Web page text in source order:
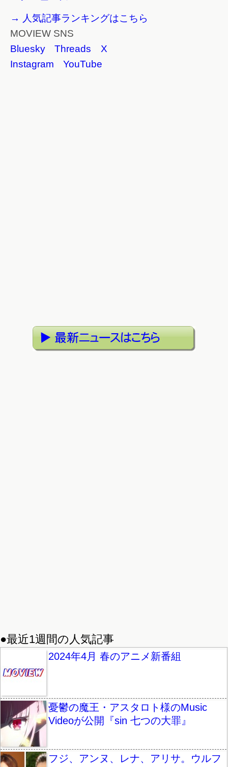
→ 人気記事ランキングはこちら
MOVIEW SNS
Bluesky
Threads
X
Instagram
YouTube
●最近1週間の人気記事
2024年4月 春のアニメ新番組
憂鬱の魔王・アスタロト様のMusic
Videoが公開『sin 七つの大罪』
フジ、アンヌ、レナ、アリサ。ウルフ